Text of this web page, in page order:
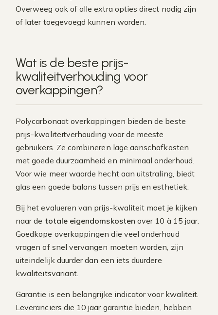
Overweeg ook of alle extra opties direct nodig zijn
of later toegevoegd kunnen worden.
Wat is de beste prijs-
kwaliteitverhouding voor
overkappingen?
Polycarbonaat overkappingen bieden de beste
prijs-kwaliteitverhouding voor de meeste
gebruikers. Ze combineren lage aanschafkosten
met goede duurzaamheid en minimaal onderhoud.
Voor wie meer waarde hecht aan uitstraling, biedt
glas een goede balans tussen prijs en esthetiek.
Bij het evalueren van prijs-kwaliteit moet je kijken
naar de totale eigendomskosten over 10 à 15 jaar.
Goedkope overkappingen die veel onderhoud
vragen of snel vervangen moeten worden, zijn
uiteindelijk duurder dan een iets duurdere
kwaliteitsvariant.
Garantie is een belangrijke indicator voor kwaliteit.
Leveranciers die 10 jaar garantie bieden, hebben